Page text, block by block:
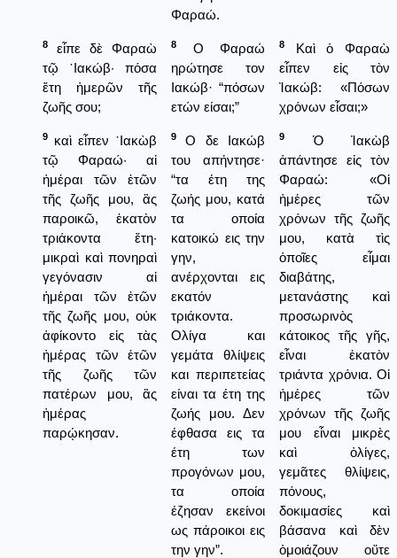
Φαραώ.
8
εἶπε δὲ Φαραὼ
τῷ ᾿Ιακώβ· πόσα
ἔτη ἡμερῶν τῆς
ζωῆς σου;
8
Ο Φαραώ
ηρώτησε τον
Ιακώβ· “πόσων
ετών είσαι;”
8
Καὶ ὁ Φαραὼ
εἶπεν εἰς τὸν
Ἰακώβ: «Πόσων
χρόνων εἶσαι;»
9
καὶ εἶπεν ᾿Ιακὼβ
τῷ Φαραώ· αἱ
ἡμέραι τῶν ἐτῶν
τῆς ζωῆς μου, ἃς
παροικῶ, ἑκατὸν
τριάκοντα ἔτη·
μικραὶ καὶ πονηραὶ
γεγόνασιν αἱ
ἡμέραι τῶν ἐτῶν
τῆς ζωῆς μου, οὐκ
ἀφίκοντο εἰς τὰς
ἡμέρας τῶν ἐτῶν
τῆς ζωῆς τῶν
πατέρων μου, ἃς
ἡμέρας
παρῴκησαν.
9
Ο δε Ιακώβ
του απήντησε·
“τα έτη της
ζωής μου, κατά
τα οποία
κατοικώ εις την
γην,
ανέρχονται εις
εκατόν
τριάκοντα.
Ολίγα και
γεμάτα θλίψεις
και περιπετείας
είναι τα έτη της
ζωής μου. Δεν
έφθασα εις τα
έτη των
προγόνων μου,
τα οποία
έζησαν εκείνοι
ως πάροικοι εις
την γην”.
9
Ὁ Ἰακὼβ
ἀπάντησε εἰς τὸν
Φαραώ: «Οἱ
ἡμέρες τῶν
χρόνων τῆς ζωῆς
μου, κατὰ τὶς
ὁποῖες εἶμαι
διαβάτης,
μετανάστης καὶ
προσωρινὸς
κάτοικος τῆς γῆς,
εἶναι ἑκατὸν
τριάντα χρόνια. Οἱ
ἡμέρες τῶν
χρόνων τῆς ζωῆς
μου εἶναι μικρὲς
καὶ ὀλίγες,
γεμᾶτες θλίψεις,
πόνους,
δοκιμασίες καὶ
βάσανα καὶ δὲν
ὁμοιάζουν οὔτε